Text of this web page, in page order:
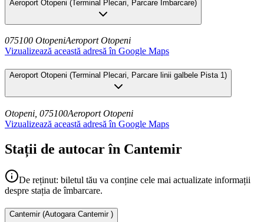
Aeroport Otopeni (Terminal Plecari, Parcare Imbarcare)
075100 OtopeniAeroport Otopeni
Vizualizează această adresă în Google Maps
Aeroport Otopeni (Terminal Plecari, Parcare linii galbele Pista 1)
Otopeni, 075100Aeroport Otopeni
Vizualizează această adresă în Google Maps
Stații de autocar în Cantemir
De reținut: biletul tău va conține cele mai actualizate informații
despre stația de îmbarcare.
Cantemir (Autogara Cantemir )